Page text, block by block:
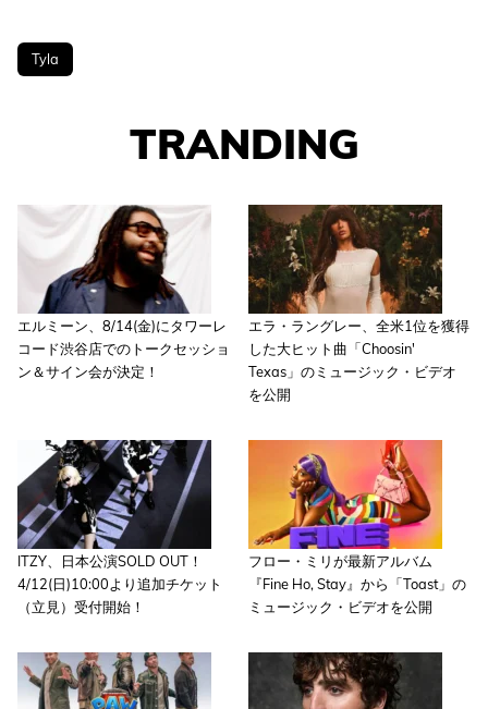
Tyla
TRANDING
エルミーン、8/14(金)にタワーレ
コード渋谷店でのトークセッショ
ン＆サイン会が決定！
エラ・ラングレー、全米1位を獲得
した大ヒット曲「Choosin'
Texas」のミュージック・ビデオ
を公開
ITZY、日本公演SOLD OUT！
4/12(日)10:00より追加チケット
（立見）受付開始！
フロー・ミリが最新アルバム
『Fine Ho, Stay』から「Toast」の
ミュージック・ビデオを公開